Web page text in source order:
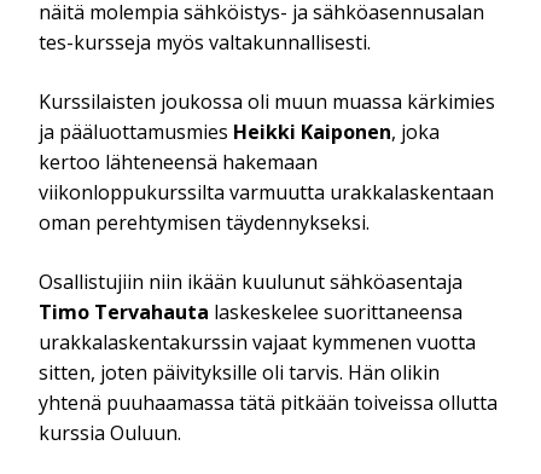
näitä molempia sähköistys- ja sähköasennusalan
tes-kursseja myös valtakunnallisesti.
Kurssilaisten joukossa oli muun muassa kärkimies
ja pääluottamusmies Heikki Kaiponen, joka
kertoo lähteneensä hakemaan
viikonloppukurssilta varmuutta urakkalaskentaan
oman perehtymisen täydennykseksi.
Osallistujiin niin ikään kuulunut sähköasentaja
Timo Tervahauta laskeskelee suorittaneensa
urakkalaskentakurssin vajaat kymmenen vuotta
sitten, joten päivityksille oli tarvis. Hän olikin
yhtenä puuhaamassa tätä pitkään toiveissa ollutta
kurssia Ouluun.